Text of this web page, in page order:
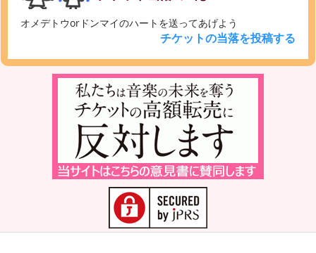
オメデトウorドンマイのハートを送ってあげよう
チケットの当落を投稿する